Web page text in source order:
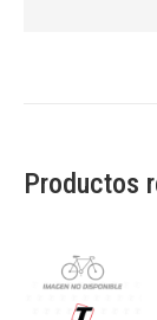
Productos